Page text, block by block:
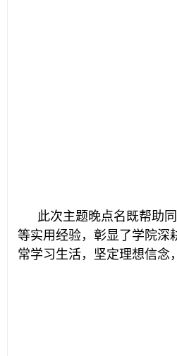
此次主题晚点名既帮助
等实用经验，彰显了学院深
常学习生活，坚定理想信念